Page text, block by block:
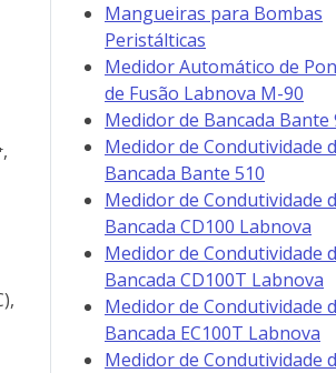
Mangueiras para Bombas
Peristálticas
Medidor Automático de
de Fusão Labnova M-90
Medidor de Bancada Bante
Medidor de Condutividade
Bancada Bante 510
Medidor de Condutividade
Bancada CD100 Labnova
Medidor de Condutividade
Bancada CD100T Labnova
Medidor de Condutividade
Bancada EC100T Labnova
Medidor de Condutividade